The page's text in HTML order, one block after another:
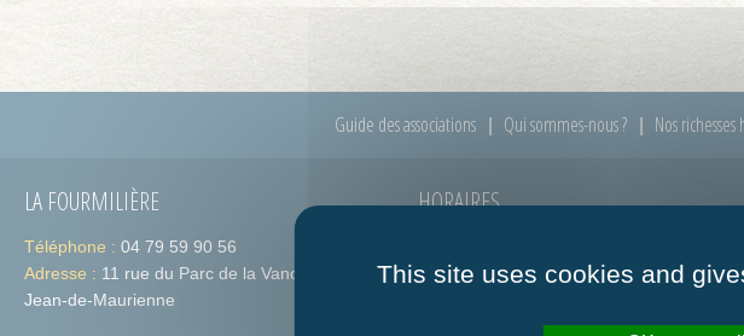
Guide des associations Qui sommes-nous ? Nos
LA FOURMILIÈRE
Téléphone : 04 79 59 90 56
Adresse : 11 rue du Parc de la Vanoise 73300 St-
Jean-de-Maurienne
HORAIRES
Jeudi :
de 09h00 à 12h00
This site uses cookies and